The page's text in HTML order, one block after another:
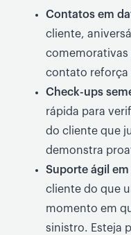
Contatos em
cliente,
contato reforça
Check-ups
rápida para
do cliente que
demonstra
Suporte ágil
cliente do que
momento em
sinistro. Esteja